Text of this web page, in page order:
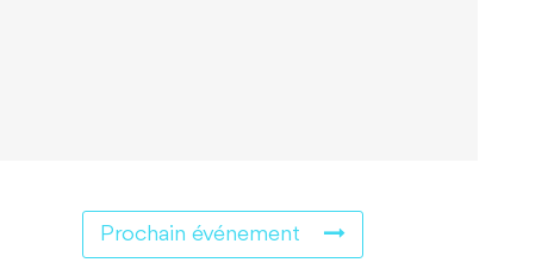
Prochain événement